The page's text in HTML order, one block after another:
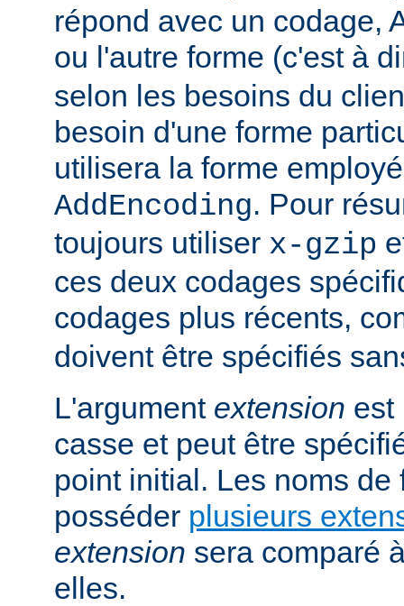
répond avec un codage,
ou l'autre forme (c'est à
selon les besoins du
besoin d'une forme
utilisera la forme
AddEncoding. Pour
toujours utiliser x-gzip
ces deux codages
codages plus récents,
doivent être spécifiés
L'argument extension est
casse et peut être
point initial. Les noms de
posséder plusieurs
extension sera comparé
elles.